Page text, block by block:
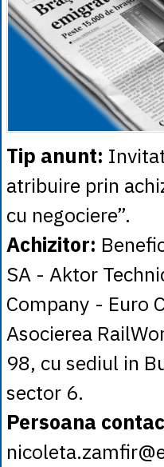
Tip anunt:
atribuire prin
cu negociere”.
Achizitor:
SA - Aktor
Company - Euro
Asocierea
98, cu sediul in
sector 6.
Persoana